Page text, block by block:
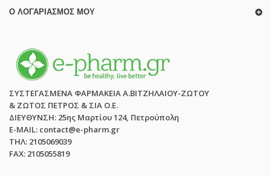
Ο ΛΟΓΑΡΙΑΣΜΌΣ ΜΟΥ
ΣΥΣΤΕΓΑΣΜΕΝΑ ΦΑΡΜΑΚΕΙΑ Α.ΒΙΤΖΗΛΑΙΟΥ-ΖΩΤΟΥ
& ΖΩΤΟΣ ΠΕΤΡΟΣ & ΣΙΑ Ο.Ε.
ΔΙΕΥΘΥΝΣΗ: 25ης Μαρτίου 124, Πετρούπολη
E-MAIL: contact@e-pharm.gr
ΤΗΛ: 2105069039
FAX: 2105055819